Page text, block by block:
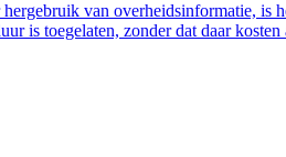
van overheidsinformatie,
is toegelaten, zonder dat daar